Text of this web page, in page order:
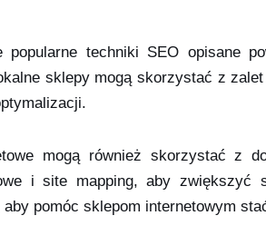
popularne techniki SEO opisane
sklepy mogą skorzystać z
mogą również skorzystać z
i site mapping, aby
pomóc sklepom internetowym